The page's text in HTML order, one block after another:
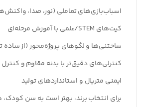
اسباب‌بازی‌های تعاملی (نور، صدا،
کیت‌های STEM/علمی با آموزش مرحله‌ای
ساختنی‌ها و لگوهای پروژه‌محور (از ساده
کنترلی‌های دقیق‌تر با بدنه مقاوم و کنترل
ایمنی متریال و استانداردهای تولید
برای انتخاب برند، بهتر است به سن